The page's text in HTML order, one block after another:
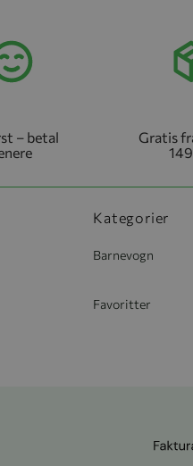
– betal
Gratis
Kategorier
Barnevogn
Favoritter